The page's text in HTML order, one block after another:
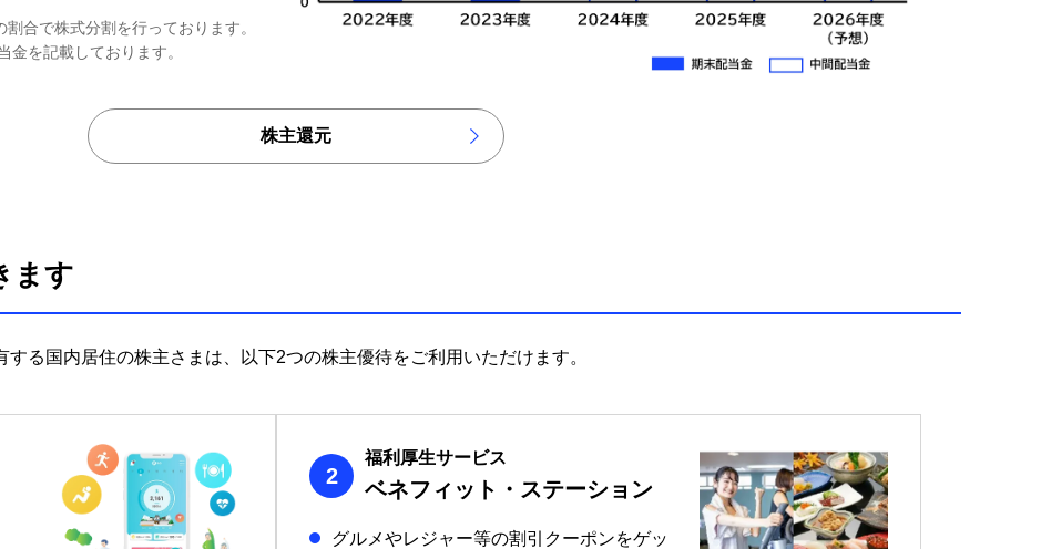
合で株式分割を行っております。
を記載しております。
株主還元
ます
る国内居住の株主さまは、以下2つの株主優待をご利用いただけます。
2
福利厚生サービス
ベネフィット・ステーション
グルメやレジャー等の割引クーポンをゲッ